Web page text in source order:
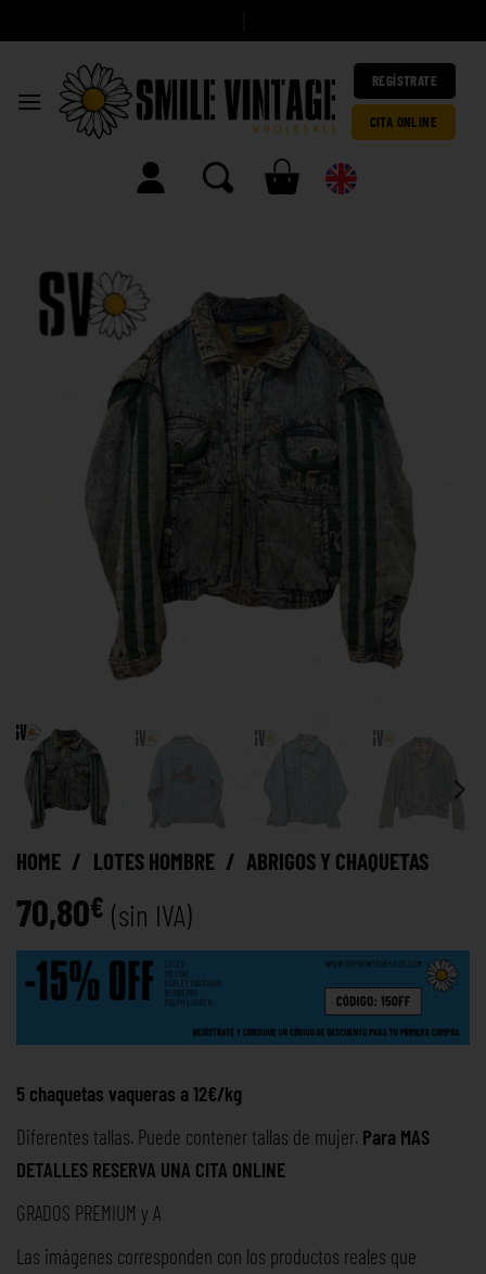
REGÍSTRATE
CITA ONLINE
HOME / LOTES HOMBRE / ABRIGOS Y CHAQUETAS
70,80€ (sin IVA)
5 chaquetas vaqueras a 12€/kg
Diferentes tallas. Puede contener tallas de mujer. Para MAS
DETALLES RESERVA UNA CITA ONLINE
GRADOS PREMIUM y A
Las imágenes corresponden con los productos reales que